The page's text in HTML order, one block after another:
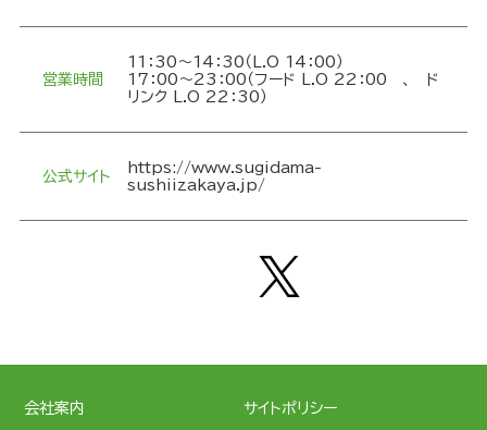
営業時間
11：30～14：30（L.O 14：00）
17：00～23：00（フード L.O 22：00 、 ド
リンク L.O 22：30）
公式サイト
https://www.sugidama-
sushiizakaya.jp/
会社案内 サイトポリシー